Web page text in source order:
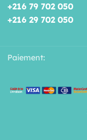
+216 79 702 050
+216 29 702 050
Paiement: